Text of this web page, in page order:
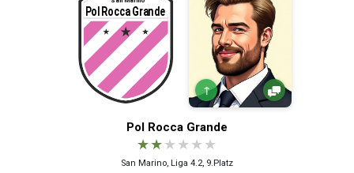
↑
Pol Rocca Grande
★★★ ★ ★ ★
San Marino, Liga 4.2, 9.Platz